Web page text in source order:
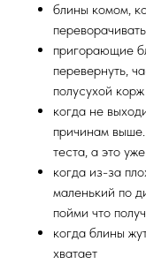
блины комом,
пригорающие
перевернуть,
полусухой корж
когда не
причинам
теста, а это
когда из-за
маленький по
пойми что
когда блины
хватает